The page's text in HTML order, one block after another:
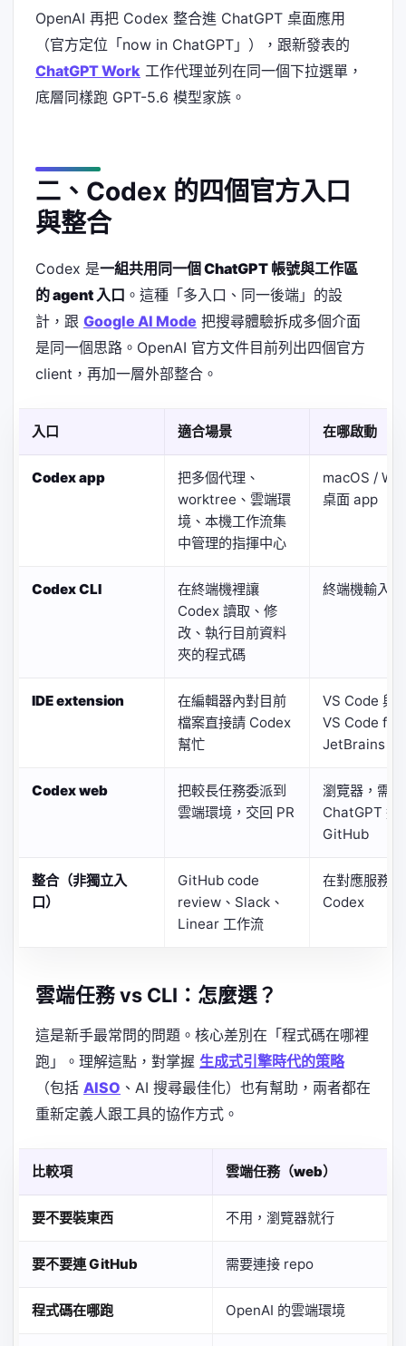
OpenAI 再把 Codex 整合進 ChatGPT 桌面應用
（官方定位「now in ChatGPT」），跟新發表的
ChatGPT Work 工作代理並列在同一個下拉選單，
底層同樣跑 GPT-5.6 模型家族。
二、Codex 的四個官方入口
與整合
Codex 是一組共用同一個 ChatGPT 帳號與工作區
的 agent 入口 。這種「多入口、同一後端」的設
計，跟 Google AI Mode 把搜尋體驗拆成多個介面
是同一個思路。OpenAI 官方文件目前列出四個官方
client，再加一層外部整合。
入口 適合場景 在哪啟動
Codex app
把多個代理、
worktree、雲端環
境、本機工作流集
中管理的指揮中心
macOS /
桌面 app
Codex CLI
在終端機裡讓
Codex 讀取、修
改、執行目前資料
夾的程式碼
終端機輸入
IDE extension
在編輯器內對目前
檔案直接請 Codex
幫忙
VS Code 與
VS Code
JetBrains 系
Codex web
把較長任務委派到
雲端環境，交回 PR
瀏覽器，需把
ChatGPT 連
GitHub
整合（非獨立入
口）
GitHub code
review、Slack、
Linear 工作流
在對應服務
Codex
雲端任務 vs CLI：怎麼選？
這是新手最常問的問題。核心差別在「程式碼在哪裡
跑」。理解這點，對掌握 生成式引擎時代的策略
（包括 AISO 、AI 搜尋最佳化）也有幫助，兩者都在
重新定義人跟工具的協作方式。
比較項 雲端任務（web）
要不要裝東西 不用，瀏覽器就行
要不要連 GitHub 需要連接 repo
程式碼在哪跑 OpenAI 的雲端環境